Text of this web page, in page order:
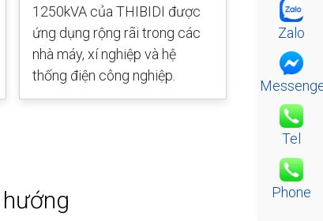
1250kVA của THIBIDI được
ứng dụng rộng rãi trong các
nhà máy, xí nghiệp và hệ
thống điện công nghiệp.
1000kVA
ứng dụng
nhà máy,
thống
Zalo
Tel
Phone